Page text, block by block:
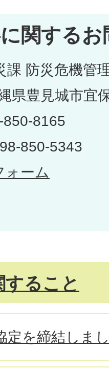
関する
課 防災危機管
県豊見城市宜
850-8165
850-5343
ォーム
すること
定を締結しま